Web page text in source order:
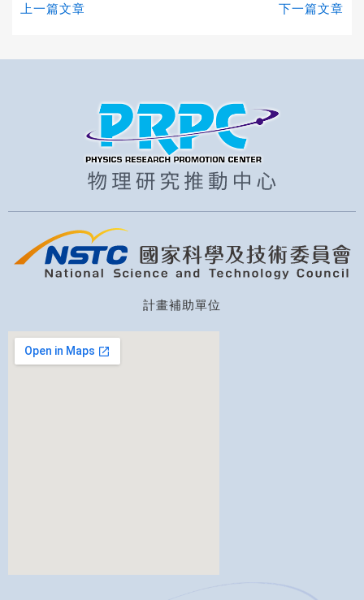
上一篇文章 下一篇文章
計畫補助單位